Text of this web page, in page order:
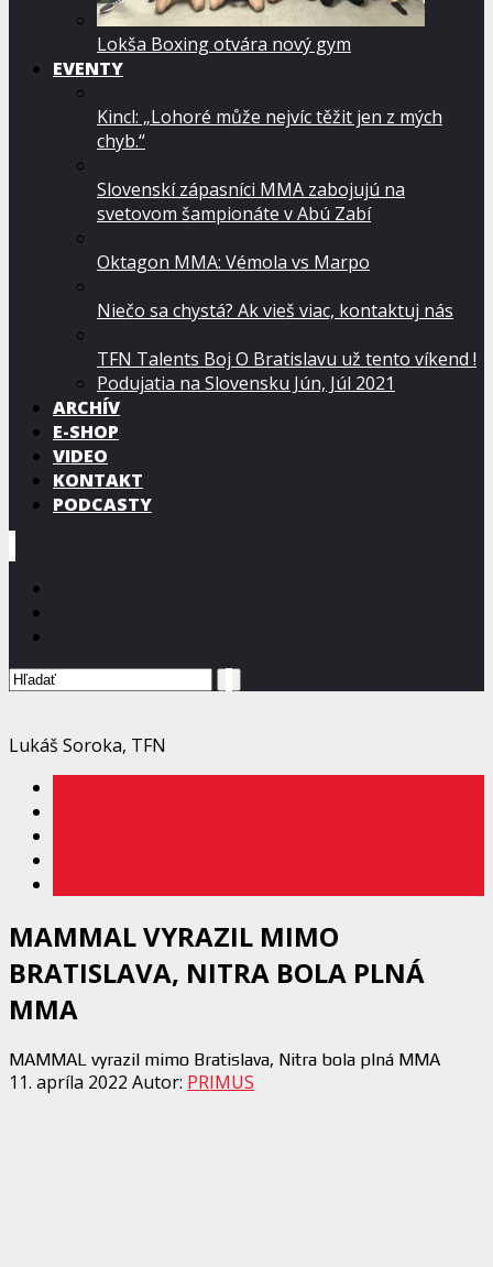
Lokša Boxing otvára nový gym
EVENTY
Kincl: „Lohoré může nejvíc těžit jen z mých
chyb.“
Slovenskí zápasníci MMA zabojujú na
svetovom šampionáte v Abú Zabí
Oktagon MMA: Vémola vs Marpo
Niečo sa chystá? Ak vieš viac, kontaktuj nás
TFN Talents Boj O Bratislavu už tento víkend !
Podujatia na Slovensku Jún, Júl 2021
ARCHÍV
E-SHOP
VIDEO
KONTAKT
PODCASTY
Lukáš Soroka, TFN
MAMMAL VYRAZIL MIMO
BRATISLAVA, NITRA BOLA PLNÁ
MMA
MAMMAL vyrazil mimo Bratislava, Nitra bola plná MMA
11. apríla 2022 Autor: PRIMUS